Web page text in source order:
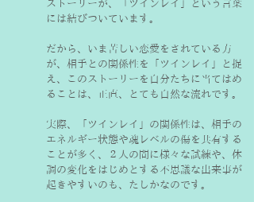
ストーリーが、「ツインレイ」という言葉
には結びついています。
だから、いま苦しい恋愛をされている方
が、相手との関係性を「ツインレイ」と捉
え、このストーリーを自分たちに当てはめ
ることは、正直、とても自然な流れです。
実際、「ツインレイ」の関係性は、相手の
エネルギー状態や魂レベルの傷を共有する
ことが多く、２人の間に様々な試練や、体
調の変化をはじめとする不思議な出来事が
起きやすいのも、たしかなのです。